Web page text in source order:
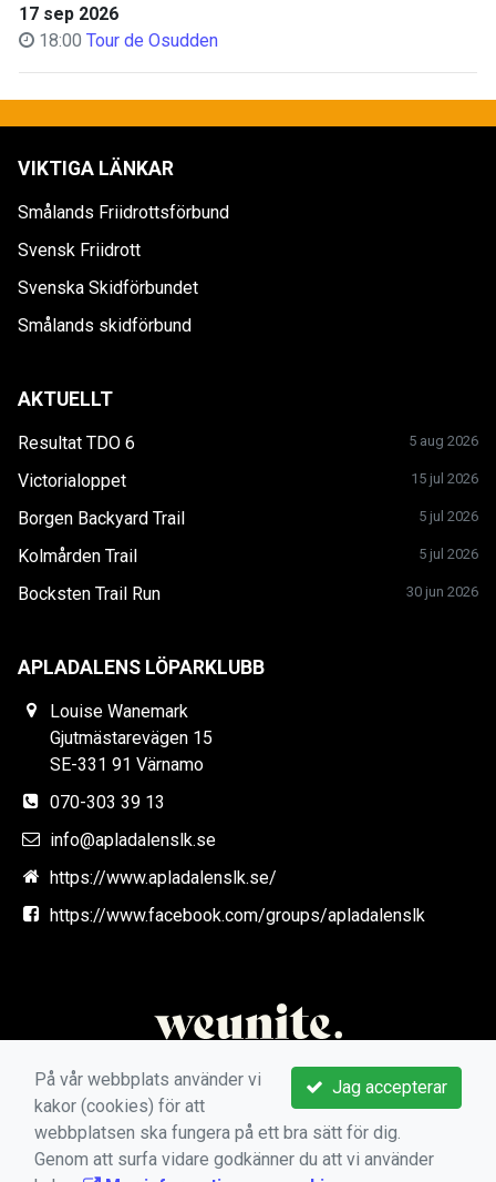
17 sep 2026
18:00 Tour de Osudden
VIKTIGA LÄNKAR
Smålands Friidrottsförbund
Svensk Friidrott
Svenska Skidförbundet
Smålands skidförbund
AKTUELLT
Resultat TDO 6 5 aug 2026
Victorialoppet 15 jul 2026
Borgen Backyard Trail 5 jul 2026
Kolmården Trail 5 jul 2026
Bocksten Trail Run 30 jun 2026
APLADALENS LÖPARKLUBB
Louise Wanemark
Gjutmästarevägen 15
SE-331 91 Värnamo
070-303 39 13
info@apladalenslk.se
https://www.apladalenslk.se/
https://www.facebook.com/groups/apladalenslk
Jag accepterar
På vår webbplats använder vi
kakor (cookies) för att
webbplatsen ska fungera på ett bra sätt för dig.
Genom att surfa vidare godkänner du att vi använder